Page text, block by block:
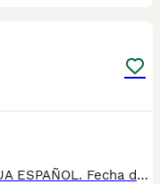
DISPONIBLES: 2 MACHOS DE PERRO DE AGUA ESPAÑOL. Fecha de nacimiento 22/04/2026. PERRO DE AGUA DE VILLA BIZNAGA. Todos nuestros cachorros se entregan con su Cartilla Sanitaria, 3 vacunas, 3 desparasitaciones y la hoja para la inscripción en el LOE para solicitar el pedigree (opcional). Con 5 días de Garantía Vírica y 5 meses de Garantía Genética. Nuestra web: www.villabiznaga.com. Instagram: villabiznaga_bordercollie. Facebook: Villa Biznaga. Para solicitar más información, videos o fotos de algún cachorro o camada en concreto a través de wasap al 606 816 817.